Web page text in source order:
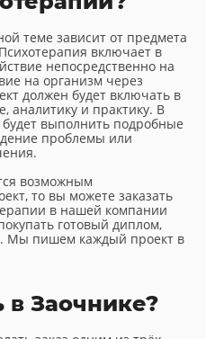
теме зависит от предмета
включает в
непосредственно на
на организм через
должен будет включать в
аналитику и практику. В
выполнить подробные
проблемы или
возможным
то вы можете заказать
в нашей компании
готовый диплом,
Мы пишем каждый проект в
в Заочнике?